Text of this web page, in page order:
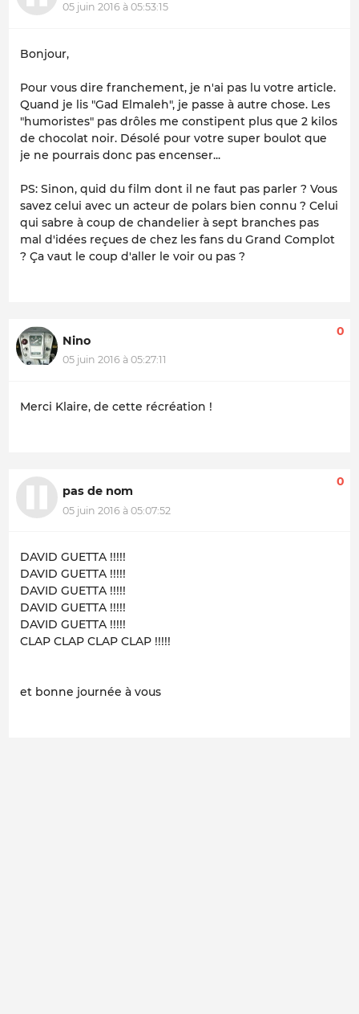
05 juin 2016 à 05:53:15
Bonjour,
Pour vous dire franchement, je n'ai pas lu votre article.
Quand je lis "Gad Elmaleh", je passe à autre chose. Les
"humoristes" pas drôles me constipent plus que 2 kilos
de chocolat noir. Désolé pour votre super boulot que
je ne pourrais donc pas encenser...
PS: Sinon, quid du film dont il ne faut pas parler ? Vous
savez celui avec un acteur de polars bien connu ? Celui
qui sabre à coup de chandelier à sept branches pas
mal d'idées reçues de chez les fans du Grand Complot
? Ça vaut le coup d'aller le voir ou pas ?
Nino
05 juin 2016 à 05:27:11
0
Merci Klaire, de cette récréation !
pas de nom
05 juin 2016 à 05:07:52
0
DAVID GUETTA !!!!!
DAVID GUETTA !!!!!
DAVID GUETTA !!!!!
DAVID GUETTA !!!!!
DAVID GUETTA !!!!!
CLAP CLAP CLAP CLAP !!!!!
et bonne journée à vous